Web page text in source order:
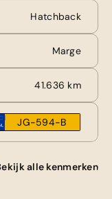
Hatchback
Marge
41.636 km
JG-594-B
alle kenmerken